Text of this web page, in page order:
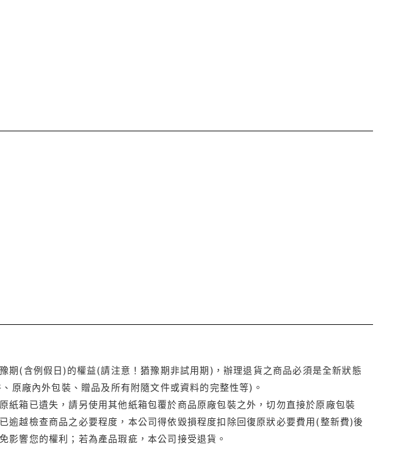
期(含例假日)的權益(請注意！猶豫期非試用期)，辦理退貨之商品必須是全新狀態
原廠內外包裝、贈品及所有附隨文件或資料的完整性等)。
紙箱已遺失，請另使用其他紙箱包覆於商品原廠包裝之外，切勿直接於原廠包裝
逾越檢查商品之必要程度，本公司得依毀損程度扣除回復原狀必要費用(整新費)後
響您的權利；若為產品瑕疵，本公司接受退貨。